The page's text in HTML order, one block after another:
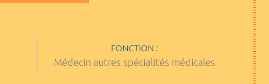
FONCTION :
Médecin autres spécialités médicales